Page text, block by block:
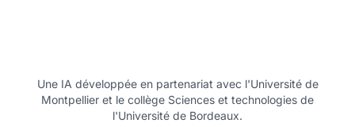
Une IA développée en partenariat avec l'Université de
Montpellier et le collège Sciences et technologies de
l'Université de Bordeaux.